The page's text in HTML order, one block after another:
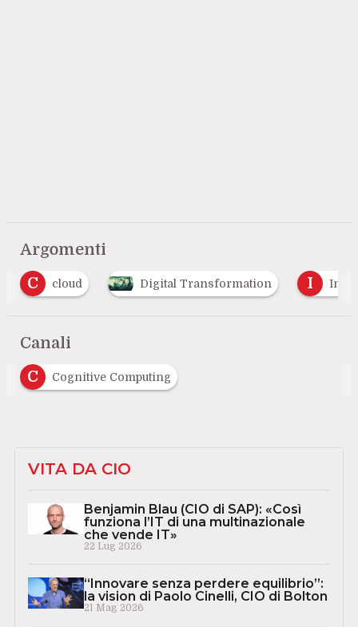
Argomenti
Digital Transformation I Industria 4.0
Canali
C
Cognitive Computing
VITA DA CIO
Benjamin Blau (CIO di SAP): «Così
funziona l’IT di una multinazionale
che vende IT»
22 Lug 2026
“Innovare senza perdere equilibrio”:
la vision di Paolo Cinelli, CIO di Bolton
21 Mag 2026